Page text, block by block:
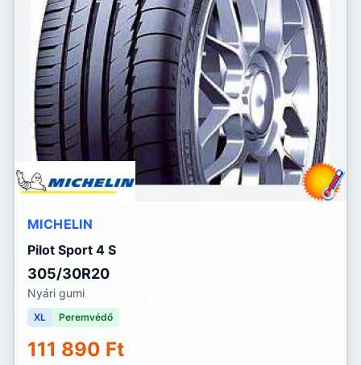
MICHELIN
Pilot Sport 4 S
305/30R20
Nyári gumi
XL Peremvédő
111 890 Ft